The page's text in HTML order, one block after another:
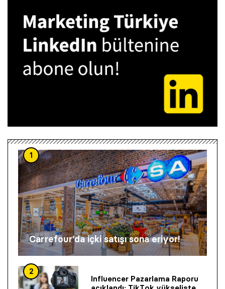
1
Carrefour’da içki satışı sona eriyor!
2
Influencer Pazarlama Raporu